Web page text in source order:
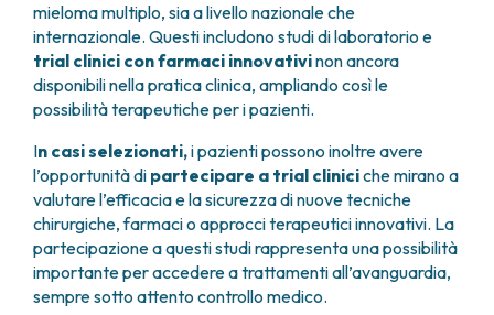
mieloma multiplo, sia a livello nazionale che
internazionale. Questi includono studi di laboratorio e
trial clinici con farmaci innovativinon ancora
disponibili nella pratica clinica, ampliando così le
possibilità terapeutiche per i pazienti.
In casi selezionati,i pazienti possono inoltre avere
l’opportunità di partecipare a trial cliniciche mirano a
valutare l’efficacia e la sicurezza di nuove tecniche
chirurgiche, farmaci o approcci terapeutici innovativi. La
partecipazione a questi studi rappresenta una possibilità
importante per accedere a trattamenti all’avanguardia,
sempre sotto attento controllo medico.